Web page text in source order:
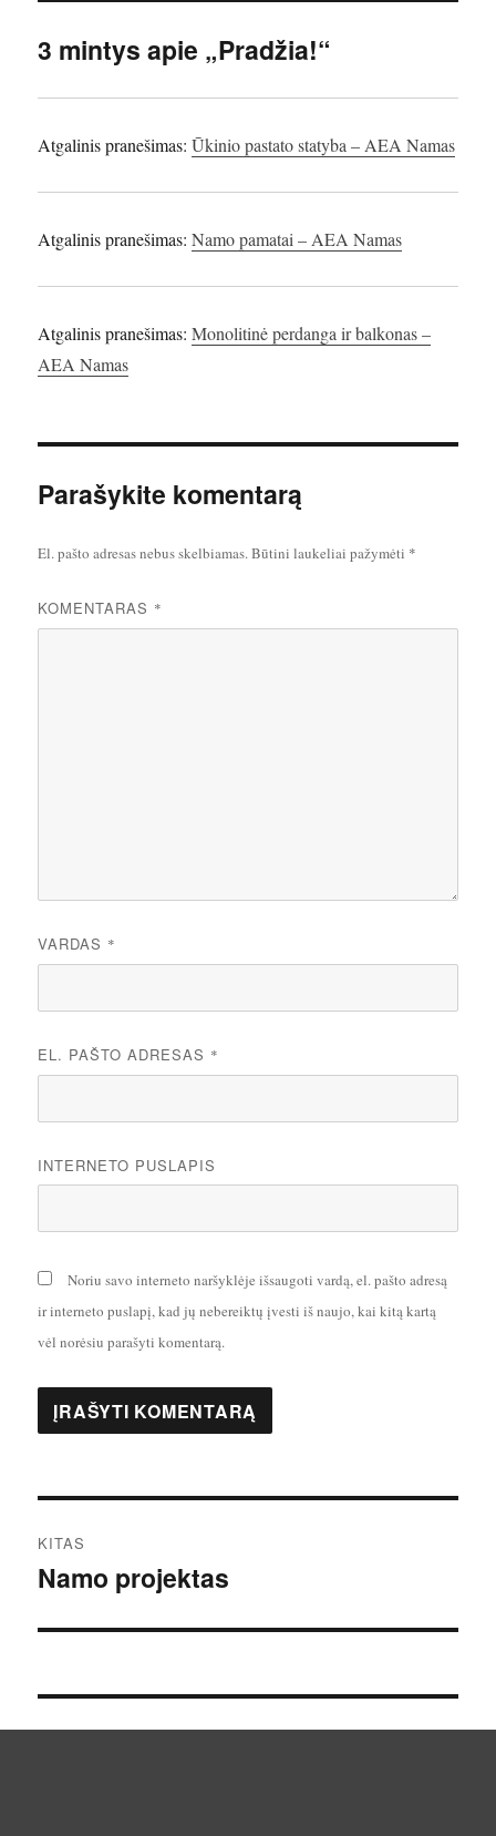
3 mintys apie „Pradžia!“
Atgalinis pranešimas:Ūkinio pastato statyba – AEA Namas
Atgalinis pranešimas:Namo pamatai – AEA Namas
Atgalinis pranešimas:Monolitinė perdanga ir balkonas –
AEA Namas
Parašykite komentarą
El. pašto adresas nebus skelbiamas.Būtini laukeliai pažymėti *
KOMENTARAS *
VARDAS *
EL. PAŠTO ADRESAS *
INTERNETO PUSLAPIS
Noriu savo interneto naršyklėje išsaugoti vardą, el. pašto adresą
ir interneto puslapį, kad jų nebereiktų įvesti iš naujo, kai kitą kartą
vėl norėsiu parašyti komentarą.
tarp
KITAS
Kitas
Namo projektas